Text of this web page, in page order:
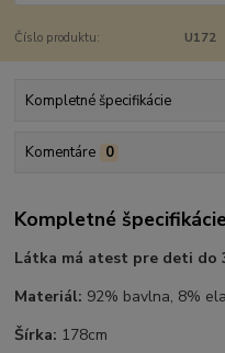
Číslo produktu: U172
Kompletné špecifikácie
Komentáre 0
Kompletné
Látka má atest pre deti do
Materiál: 92% bavlna, 8%
Šírka: 178cm